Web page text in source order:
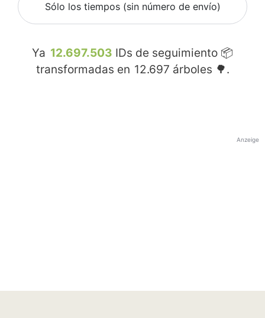
Sólo los tiempos (sin número de envío)
Ya 12.697.503 IDs de seguimiento 📦
transformadas en 12.697 árboles 🌳.
Anzeige